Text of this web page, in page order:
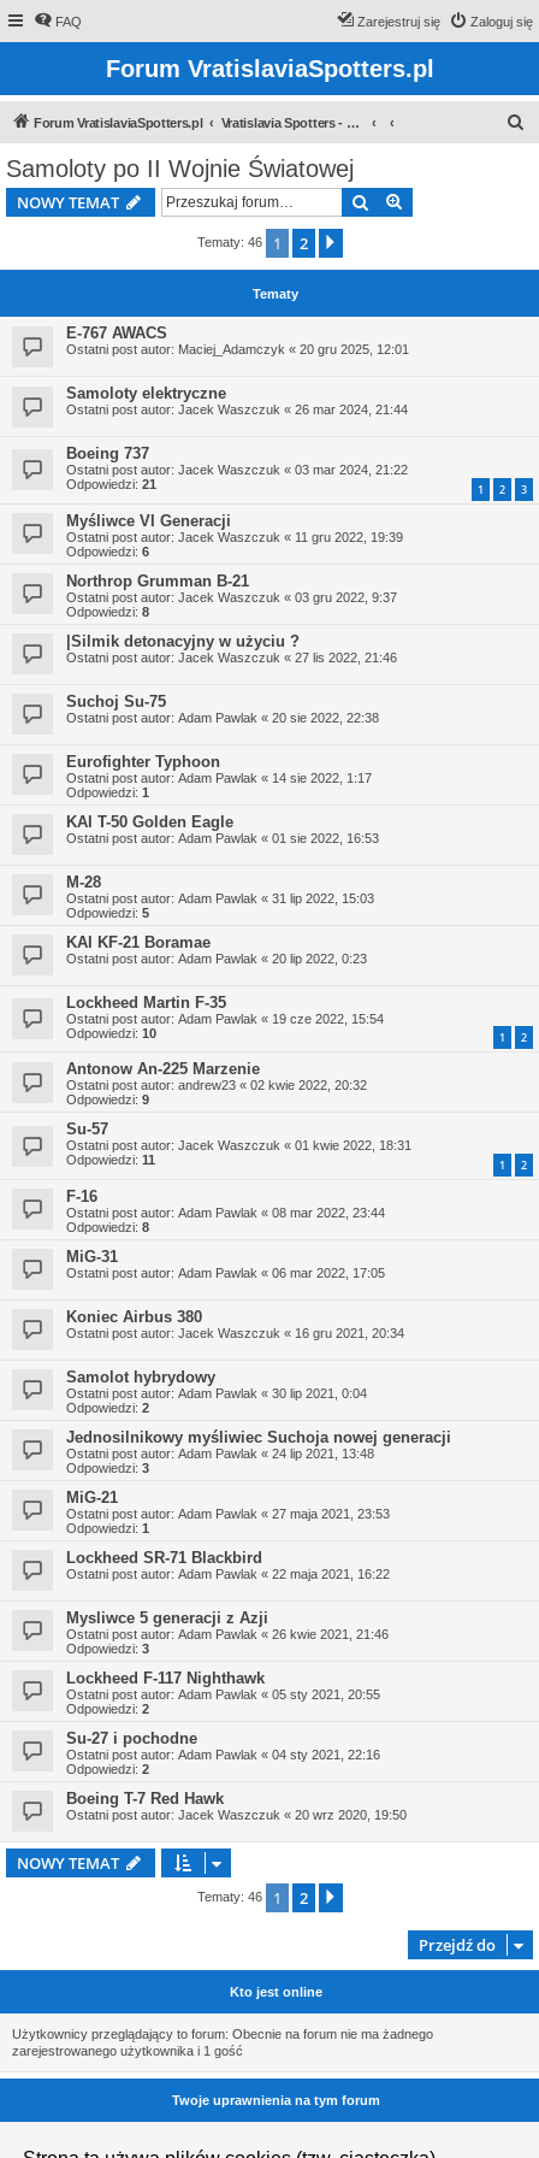
FAQ Zaloguj się
Zarejestruj się
Forum VratislaviaSpotters.pl
Forum VratislaviaSpotters.pl Vratislavia Spotters - Wroclawska grupa spotterska
Samoloty po II Wojnie Światowej
NOWY TEMAT Szukaj
Tematy: 46 1 2
Tematy
E-767 AWACS
Ostatni post autor: Maciej_Adamczyk « 20 gru 2025, 12:01
Samoloty elektryczne
Ostatni post autor: Jacek Waszczuk « 26 mar 2024, 21:44
Boeing 737
Ostatni post autor: Jacek Waszczuk « 03 mar 2024, 21:22
Odpowiedzi: 21 1 2 3
Myśliwce VI Generacji
Ostatni post autor: Jacek Waszczuk « 11 gru 2022, 19:39
Odpowiedzi: 6
Northrop Grumman B-21
Ostatni post autor: Jacek Waszczuk « 03 gru 2022, 9:37
Odpowiedzi: 8
|Silmik detonacyjny w użyciu ?
Ostatni post autor: Jacek Waszczuk « 27 lis 2022, 21:46
Suchoj Su-75
Ostatni post autor: Adam Pawlak « 20 sie 2022, 22:38
Eurofighter Typhoon
Ostatni post autor: Adam Pawlak « 14 sie 2022, 1:17
Odpowiedzi: 1
KAI T-50 Golden Eagle
Ostatni post autor: Adam Pawlak « 01 sie 2022, 16:53
M-28
Ostatni post autor: Adam Pawlak « 31 lip 2022, 15:03
Odpowiedzi: 5
KAI KF-21 Boramae
Ostatni post autor: Adam Pawlak « 20 lip 2022, 0:23
Lockheed Martin F-35
Ostatni post autor: Adam Pawlak « 19 cze 2022, 15:54
Odpowiedzi: 10 1 2
Antonow An-225 Marzenie
Ostatni post autor: andrew23 « 02 kwie 2022, 20:32
Odpowiedzi: 9
Su-57
Ostatni post autor: Jacek Waszczuk « 01 kwie 2022, 18:31
Odpowiedzi: 11 1 2
F-16
Ostatni post autor: Adam Pawlak « 08 mar 2022, 23:44
Odpowiedzi: 8
MiG-31
Ostatni post autor: Adam Pawlak « 06 mar 2022, 17:05
Koniec Airbus 380
Ostatni post autor: Jacek Waszczuk « 16 gru 2021, 20:34
Samolot hybrydowy
Ostatni post autor: Adam Pawlak « 30 lip 2021, 0:04
Odpowiedzi: 2
Jednosilnikowy myśliwiec Suchoja nowej generacji
Ostatni post autor: Adam Pawlak « 24 lip 2021, 13:48
Odpowiedzi: 3
MiG-21
Ostatni post autor: Adam Pawlak « 27 maja 2021, 23:53
Odpowiedzi: 1
Lockheed SR-71 Blackbird
Ostatni post autor: Adam Pawlak « 22 maja 2021, 16:22
Mysliwce 5 generacji z Azji
Ostatni post autor: Adam Pawlak « 26 kwie 2021, 21:46
Odpowiedzi: 3
Lockheed F-117 Nighthawk
Ostatni post autor: Adam Pawlak « 05 sty 2021, 20:55
Odpowiedzi: 2
Su-27 i pochodne
Ostatni post autor: Adam Pawlak « 04 sty 2021, 22:16
Odpowiedzi: 2
Boeing T-7 Red Hawk
Ostatni post autor: Jacek Waszczuk « 20 wrz 2020, 19:50
NOWY TEMAT
Tematy: 46 1 2
Przejdź do
Kto jest online
Użytkownicy przeglądający to forum: Obecnie na forum nie ma żadnego
zarejestrowanego użytkownika i 1 gość
Twoje uprawnienia na tym forum